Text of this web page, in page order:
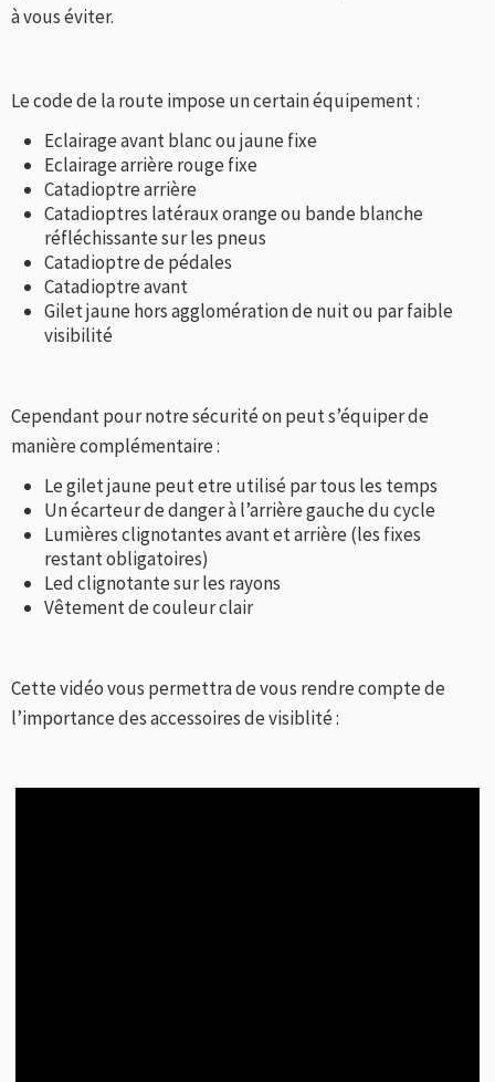
à vous éviter.
Le code de la route impose un certain équipement :
Eclairage avant blanc ou jaune fixe
Eclairage arrière rouge fixe
Catadioptre arrière
Catadioptres latéraux orange ou bande blanche
réfléchissante sur les pneus
Catadioptre de pédales
Catadioptre avant
Gilet jaune hors agglomération de nuit ou par faible
visibilité
Cependant pour notre sécurité on peut s’équiper de
manière complémentaire :
Le gilet jaune peut etre utilisé par tous les temps
Un écarteur de danger à l’arrière gauche du cycle
Lumières clignotantes avant et arrière (les fixes
restant obligatoires)
Led clignotante sur les rayons
Vêtement de couleur clair
Cette vidéo vous permettra de vous rendre compte de
l’importance des accessoires de visiblité :